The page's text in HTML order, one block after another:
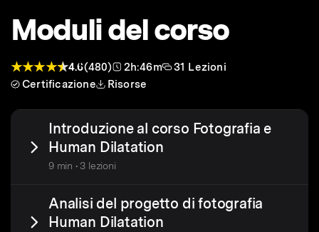
Moduli del corso
4.6(480) 2h:46m
31 Lezioni
Certificazione
Risorse
Introduzione al corso Fotografia e
Human Dilatation
9 min • 3 lezioni
Analisi del progetto di fotografia
Human Dilatation